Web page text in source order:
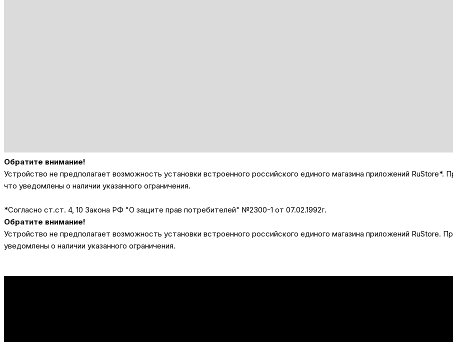
Обратите внимание!
Устройство не предполагает возможность установки встроенного российского единого магазина приложений RuStore*.
что уведомлены о наличии указанного ограничения.
*Согласно ст.ст. 4, 10 Закона РФ "О защите прав потребителей" №2300-1 от 07.02.1992г.
Обратите внимание!
Устройство не предполагает возможность установки встроенного российского единого магазина приложений RuStore.
уведомлены о наличии указанного ограничения.